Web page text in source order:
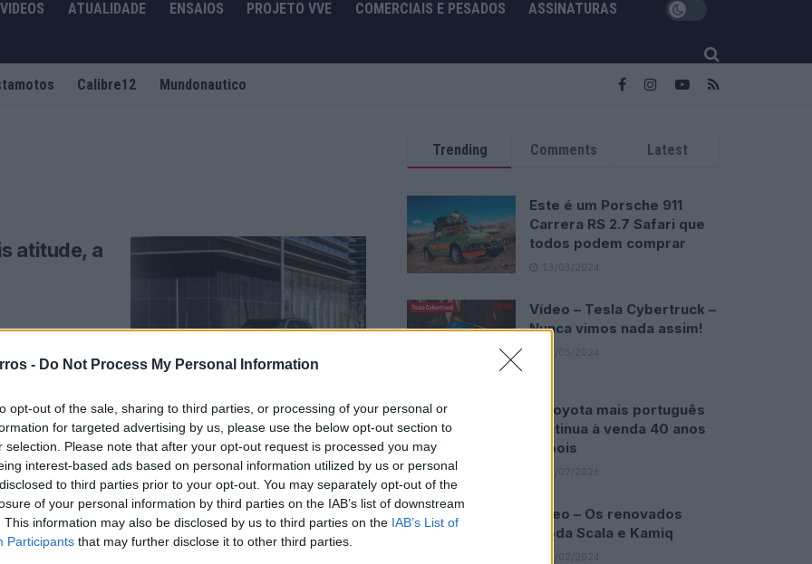
- Do Not Process My Personal Information
opt-out of the sale, sharing to third parties, or processing of your personal or
for targeted advertising by us, please use the below opt-out section to
selection. Please note that after your opt-out request is processed you may
interest-based ads based on personal information utilized by us or personal
to third parties prior to your opt-out. You may separately opt-out of the
of your personal information by third parties on the IAB’s list of downstream
This information may also be disclosed by us to third parties on the IAB’s List of
Participants that may further disclose it to other third parties.
VIDEOS ATUALIDADE ENSAIOS PROJETO VVE COMERCIAIS E PESADOS ASSINATURAS
Calibre12 Mundonautico
atitude, a
a ...
atitude, a
a ...
Trending Comments Latest
Este é um Porsche 911
Carrera RS 2.7 Safari que
todos podem comprar
13/03/2024
Vídeo – Tesla Cybertruck –
Nunca vimos nada assim!
13/05/2024
O Toyota mais português
continua à venda 40 anos
depois
31/07/2026
Vídeo – Os renovados
Skoda Scala e Kamiq
12/02/2024